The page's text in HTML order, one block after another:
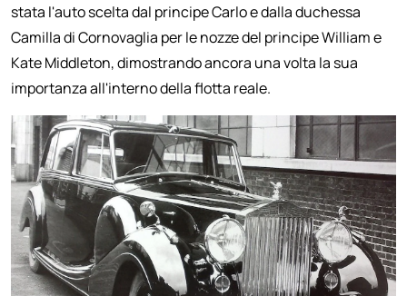
stata l'auto scelta dal principe Carlo e dalla duchessa
Camilla di Cornovaglia per le nozze del principe William e
Kate Middleton, dimostrando ancora una volta la sua
importanza all'interno della flotta reale.